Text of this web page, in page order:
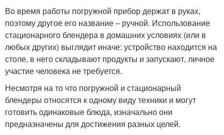
Во время работы погружной прибор держат в руках,
поэтому другое его название – ручной. Использование
стационарного блендера в домашних условиях (или в
любых других) выглядит иначе: устройство находится на
столе, в него складывают продукты и запускают, личное
участие человека не требуется.
Несмотря на то что погружной и стационарный
блендеры относятся к одному виду техники и могут
готовить одинаковые блюда, изначально они
предназначены для достижения разных целей.